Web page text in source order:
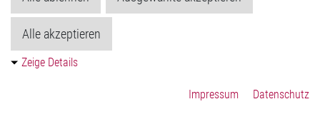
Handelsregister:
Köln HRB 123561
Alle akzeptieren
Zeige Details
Impressum Datenschutz